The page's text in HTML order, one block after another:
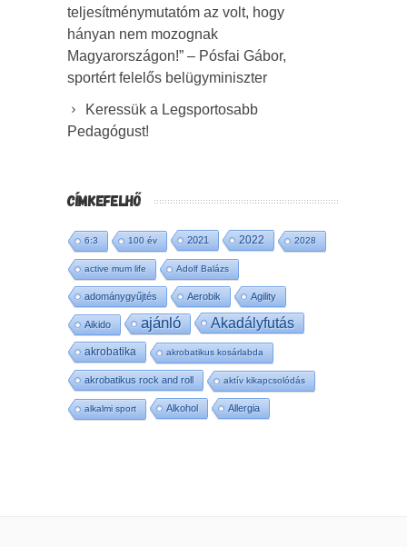
teljesítménymutatóm az volt, hogy
hányan nem mozognak
Magyarországon!” – Pósfai Gábor,
sportért felelős belügyminiszter
Keressük a Legsportosabb
Pedagógust!
CÍMKEFELHŐ
6:3 100 év 2021 2022 2028
active mum life Adolf Balázs
adománygyűjtés Aerobik Agility
Aikido ajánló Akadályfutás
akrobatika akrobatikus kosárlabda
akrobatikus rock and roll aktív kikapcsolódás
alkalmi sport Alkohol Allergia